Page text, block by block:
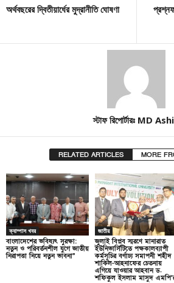
অর্থবছরের দ্বিতীয়ার্ধের মুদ্রানীতি ঘোষণা
স্টাফ রিপোর্টারঃ MD
RELATED ARTICLES MORE
ক্যাম্পাস খবর
বাংলাদেশের ভবিষ্যৎ সুরক্ষা:
নতুন ও পরিবর্তনশীল যুগে জাতীয়
নিরাপত্তা নিয়ে নতুন ভাবনা”
জাতীয়
জুলাই বিপ্লব স্মরণে মানারাত
ইউনিভার্সিটিতে পক্ষকালব্যাপী
কর্মসূচির বর্ণাঢ্য সমাপনী শহীদ
শাকিল-আহনাফের চেতনায়
এগিয়ে যাওয়ার আহবান ড.
শফিকুল ইসলাম মাসুদ